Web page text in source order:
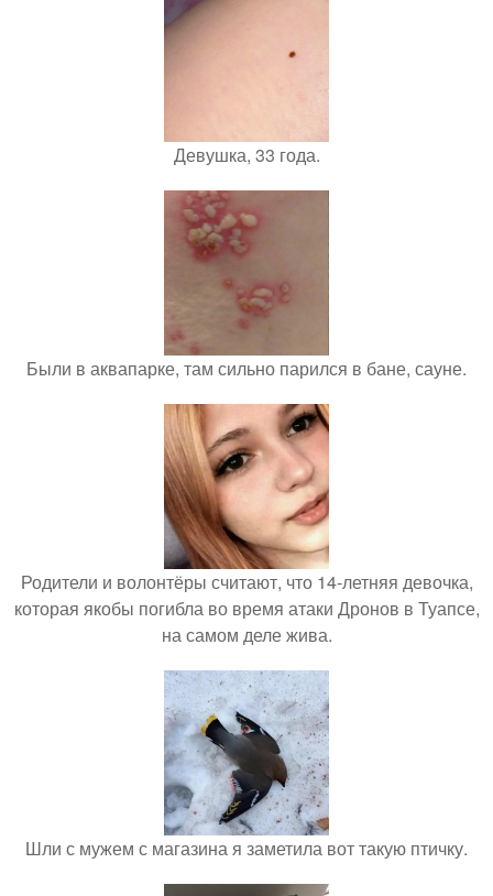
Девушка, 33 года.
Были в аквапарке, там сильно парился в бане, сауне.
Родители и волонтёры считают, что 14-летняя девочка,
которая якобы погибла во время атаки Дронов в Туапсе,
на самом деле жива.
Шли с мужем с магазина я заметила вот такую птичку.